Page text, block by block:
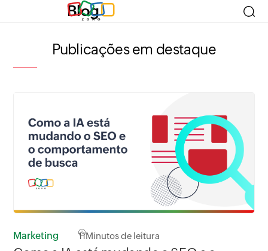
Blog
Publicações em destaque
Marketing 11Minutos de leitura